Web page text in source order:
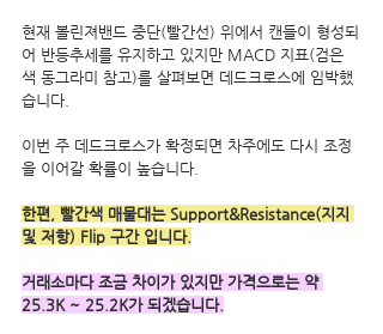
현재 볼린져밴드 중단(빨간선) 위에서 캔들이 형성되
어 반등추세를 유지하고 있지만 MACD 지표(검은
색 동그라미 참고)를 살펴보면 데드크로스에 임박했
습니다.
이번 주 데드크로스가 확정되면 차주에도 다시 조정
을 이어갈 확률이 높습니다.
한편, 빨간색 매물대는 Support&Resistance(지지
및 저항) Flip 구간 입니다.
거래소마다 조금 차이가 있지만 가격으로는 약
25.3K ~ 25.2K가 되겠습니다.